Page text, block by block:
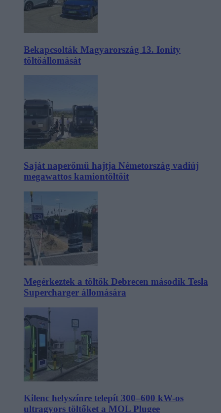
Bekapcsolták Magyarország 13. Ionity
töltőállomását
Saját naperőmű hajtja Németország vadiúj
megawattos kamiontöltőit
Megérkeztek a töltők Debrecen második Tesla
Supercharger állomására
Kilenc helyszínre telepít 300–600 kW-os
ultragyors töltőket a MOL Plugee